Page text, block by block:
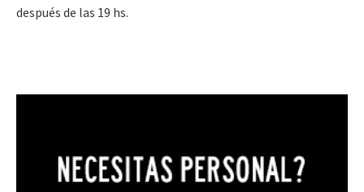
después de las 19 hs.